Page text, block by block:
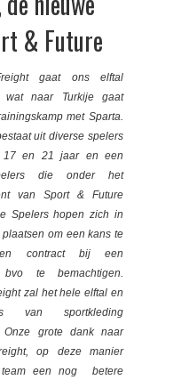
& Future
gaat ons elftal
wat naar Turkije gaat
met Sparta.
uit diverse spelers
17 en 21 jaar en een
die onder het
van Sport & Future
Spelers hopen zich in
om een kans te
contract bij een
bvo te bemachtigen.
zal het hele elftal en
van sportkleding
Onze grote dank naar
op deze manier
een nog betere